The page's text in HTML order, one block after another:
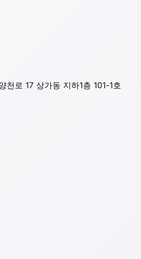
천로 17 상가동 지하1층 101-1호